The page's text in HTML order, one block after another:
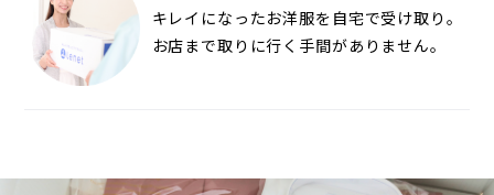
キレイになったお洋服を自宅で受け取り。
お店まで取りに行く手間がありません。